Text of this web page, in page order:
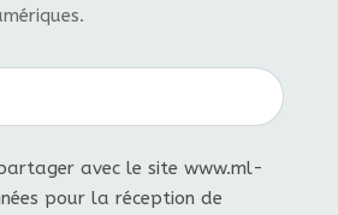
avec le site www.ml-
pour la réception de